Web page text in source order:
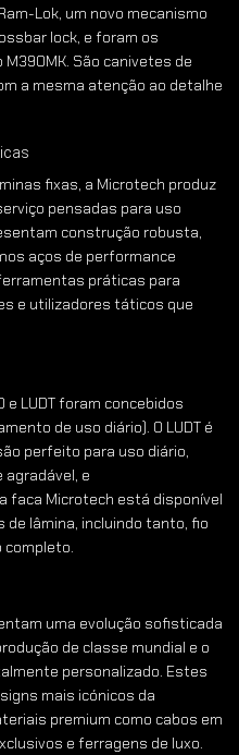
Lok, um novo mecanismo
lock, e foram os
São canivetes de
a mesma atenção ao detalhe
fixas, a Microtech produz
pensadas para uso
construção robusta,
aços de performance
práticas para
e utilizadores táticos que
e LUDT foram concebidos
de uso diário). O LUDT é
perfeito para uso diário,
e
faca Microtech está disponível
de lâmina, incluindo tanto, fio
completo.
uma evolução sofisticada
de classe mundial e o
personalizado. Estes
mais icónicos da
premium como cabos em
e ferragens de luxo.